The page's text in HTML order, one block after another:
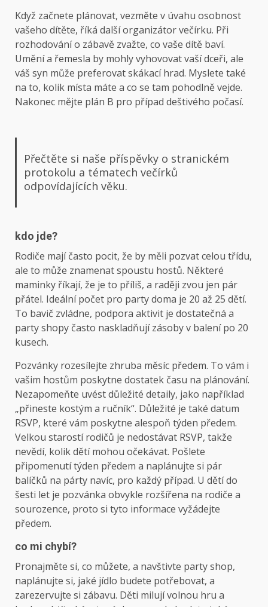
Když začnete plánovat, vezměte v úvahu osobnost
vašeho dítěte, říká další organizátor večírku. Při
rozhodování o zábavě zvažte, co vaše dítě baví.
Umění a řemesla by mohly vyhovovat vaší dceři, ale
váš syn může preferovat skákací hrad. Myslete také
na to, kolik místa máte a co se tam pohodlně vejde.
Nakonec mějte plán B pro případ deštivého počasí.
Přečtěte si naše příspěvky o stranickém
protokolu a tématech večírků
odpovídajících věku.
kdo jde?
Rodiče mají často pocit, že by měli pozvat celou třídu,
ale to může znamenat spoustu hostů. Některé
maminky říkají, že je to příliš, a raději zvou jen pár
přátel. Ideální počet pro party doma je 20 až 25 dětí.
To bavič zvládne, podpora aktivit je dostatečná a
party shopy často naskladňují zásoby v balení po 20
kusech.
Pozvánky rozesílejte zhruba měsíc předem. To vám i
vašim hostům poskytne dostatek času na plánování.
Nezapomeňte uvést důležité detaily, jako například
„přineste kostým a ručník“. Důležité je také datum
RSVP, které vám poskytne alespoň týden předem.
Velkou starostí rodičů je nedostávat RSVP, takže
nevědí, kolik dětí mohou očekávat. Pošlete
připomenutí týden předem a naplánujte si pár
balíčků na párty navíc, pro každý případ. U dětí do
šesti let je pozvánka obvykle rozšířena na rodiče a
sourozence, proto si tyto informace vyžádejte
předem.
co mi chybí?
Pronajměte si, co můžete, a navštivte party shop,
naplánujte si, jaké jídlo budete potřebovat, a
zarezervujte si zábavu. Děti milují volnou hru a